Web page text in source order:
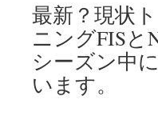
最新？現状
ニングFISと
シーズン中
います。